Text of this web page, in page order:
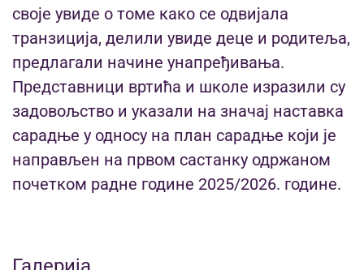
своје увиде о томе како се одвијала
транзиција, делили увиде деце и родитеља,
предлагали начине унапређивања.
Представници вртића и школе изразили су
задовољство и указали на значај наставка
сарадње у односу на план сарадње који је
направљен на првом састанку одржаном
почетком радне године 2025/2026. године.